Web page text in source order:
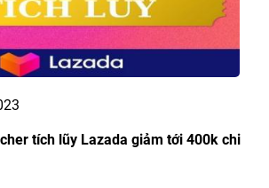
tích lũy Lazada giảm tới 400k chi